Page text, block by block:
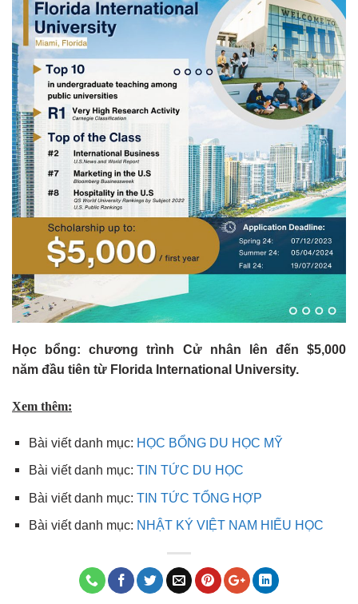
Học bổng: chương trình Cử nhân lên đến $5,000
năm đầu tiên từ Florida International University.
Xem thêm:
Bài viết danh mục: HỌC BỔNG DU HỌC MỸ
Bài viết danh mục: TIN TỨC DU HỌC
Bài viết danh mục: TIN TỨC TỔNG HỢP
Bài viết danh mục: NHẬT KÝ VIỆT NAM HIẾU HỌC